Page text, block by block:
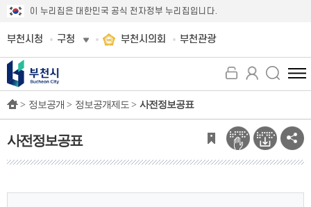
이 누리집은 대한민국 공식 전자정부 누리집입니다.
부천시청 구청 부천시의회 부천관광
전
체
뉴
보
기
> 정보공개 > 정보공개제도 > 사전정보공표
사전정보공표